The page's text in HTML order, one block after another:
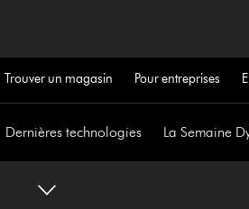
Trouver un magasin Pour entreprises
Dernières technologies La Semaine